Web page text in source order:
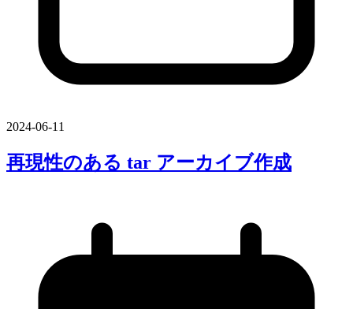
2024-06-11
再現性のある tar アーカイブ作成